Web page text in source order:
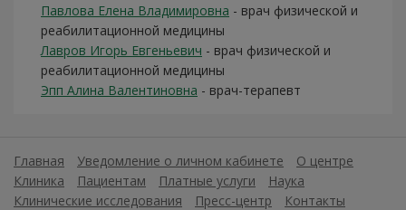
Павлова Елена Владимировна - врач физической и
реабилитационной медицины
Лавров Игорь Евгеньевич - врач физической и
реабилитационной медицины
Эпп Алина Валентиновна - врач-терапевт
Главная Уведомление о личном кабинете
О центре
Клиника
Пациентам Платные услуги
Наука
Клинические исследования
Пресс-центр Контакты